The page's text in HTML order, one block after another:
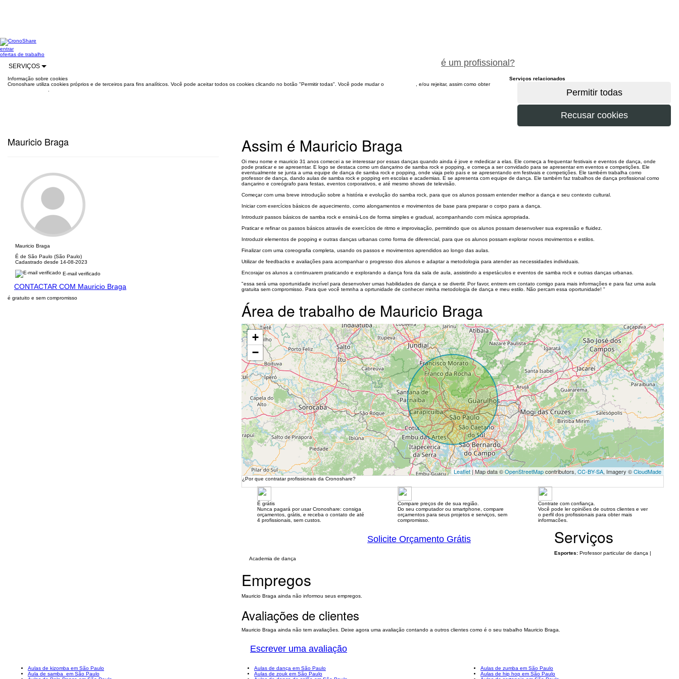
entrar
é um profissional?
ofertas de trabalho
SERVIÇOS
Informação sobre cookies
Cronoshare utiliza cookies próprios e de terceiros para fins analíticos. Você pode aceitar todos os cookies clicando no botão "Permitir todas". Você pode mudar o
, e/ou rejeitar, assim como obter
Mauricio Braga
Mauricio Braga
É de São Paulo (São Paulo)
Cadastrado desde 14-08-2023
E-mail verificado
CONTACTAR COM Mauricio Braga
é gratuito e sem compromisso
Assim é Mauricio Braga
Oi meu nome e mauricio 31 anos comecei a se interessar por essas danças quando ainda é jove e mdedicar a elas. Ele começa a frequentar festivais e eventos de dança, onde
pode praticar e se apresentar. E logo se destaca como um dançarino de samba rock e popping, e começa a ser convidado para se apresentar em eventos e competições. Ele
eventualmente se junta a uma equipe de dança de samba rock e popping, onde viaja pelo país e se apresentando em festivais e competições. Ele também trabalha como
professor de dança, dando aulas de samba rock e popping em escolas e academias. E se apresenta com equipe de dança. Ele também faz trabalhos de dança profissional como
dançarino e coreógrafo para festas, eventos corporativos, e até mesmo shows de televisão.
Começar com uma breve introdução sobre a história e evolução do samba rock, para que os alunos possam entender melhor a dança e seu contexto cultural.
Iniciar com exercícios básicos de aquecimento, como alongamentos e movimentos de base para preparar o corpo para a dança.
Introduzir passos básicos de samba rock e ensiná-Los de forma simples e gradual, acompanhando com música apropriada.
Praticar e refinar os passos básicos através de exercícios de ritmo e improvisação, permitindo que os alunos possam desenvolver sua expressão e fluidez.
Introduzir elementos de popping e outras danças urbanas como forma de diferencial, para que os alunos possam explorar novos movimentos e estilos.
Finalizar com uma coreografia completa, usando os passos e movimentos aprendidos ao longo das aulas.
Utilizar de feedbacks e avaliações para acompanhar o progresso dos alunos e adaptar a metodologia para atender as necessidades individuais.
Encorajar os alunos a continuarem praticando e explorando a dança fora da sala de aula, assistindo a espetáculos e eventos de samba rock e outras danças urbanas.
"essa será uma oportunidade incrível para desenvolver umas habilidades de dança e se divertir. Por favor, entrem em contato comigo para mais informações e para faz uma aula
gratuita sem compromisso. Para que você temnha a oprtunidade de conhecer minha metodologia de dança e meu estilo. Não percam essa oportunidade! "
Área de trabalho de Mauricio Braga
+
−
Leaflet | Map data ©OpenStreetMapcontributors, CC-BY-SA, Imagery ©CloudMade
¿Por que contratar profissionais da Cronoshare?
É grátis
Nunca pagará por usar Cronoshare: consiga
orçamentos, grátis, e receba o contato de até
4 profissionais, sem custos.
Compare preços de de sua região.
Do seu computador ou smartphone, compare
orçamentos para seus projetos e serviços, sem
compromisso.
Contrate com confiança.
Você pode ler opiniões de outros clientes e ver
o perfil dos profissionais para obter mais
informacões.
Solicite Orçamento Grátis Serviços
Esportes: Professor particular de dança |
Academia de dança
Empregos
Mauricio Braga ainda não informou seus empregos.
Avaliações de clientes
Mauricio Braga ainda não tem avaliações. Deixe agora uma avaliação contando a outros clientes como é o seu trabalho Mauricio Braga.
Escrever uma avaliação
Serviços relacionados
Aulas de kizomba em São Paulo
Aula de samba em São Paulo
Aulas de dança em São Paulo
Aulas de zouk em São Paulo
Aulas de zumba em São Paulo
Aulas de hip hop em São Paulo